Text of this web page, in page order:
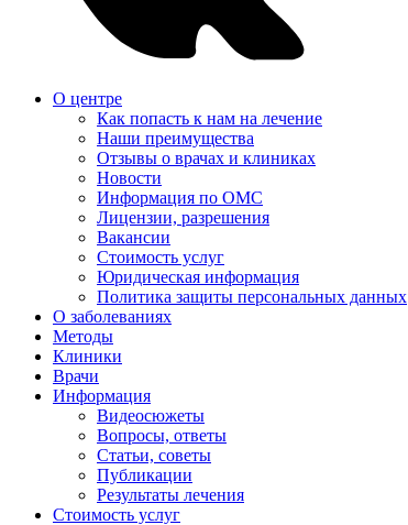
О центре
Как попасть к нам на лечение
Наши преимущества
Отзывы о врачах и клиниках
Новости
Информация по ОМС
Лицензии, разрешения
Вакансии
Стоимость услуг
Юридическая информация
Политика защиты персональных данных
О заболеваниях
Методы
Клиники
Врачи
Информация
Видеосюжеты
Вопросы, ответы
Статьи, советы
Публикации
Результаты лечения
Стоимость услуг